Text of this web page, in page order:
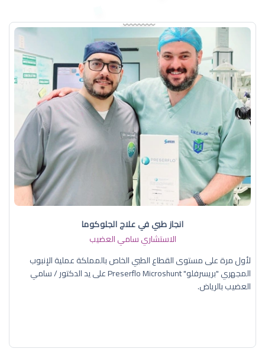
انجاز طبي في علاج الجلوكوما
الاستشاري سامي العضيب
لأول مرة على مستوى القطاع الطبي الخاص بالمملكة عملية الإنبوب
المجهري "بريسرفلو" Preserflo Microshunt على يد الدكتور / سامي
العضيب بالرياض.